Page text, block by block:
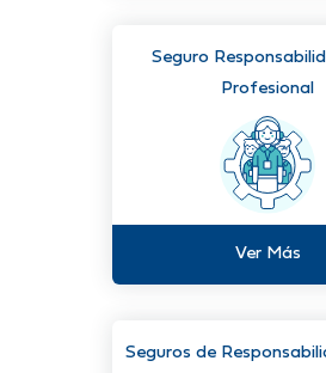
Seguro
Profesional
Ver Más
Seguros de